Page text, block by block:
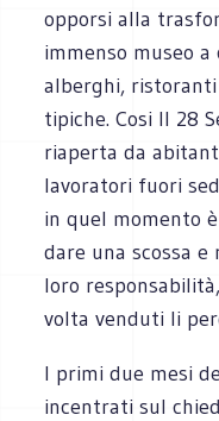
opporsi alla
immenso museo
alberghi,
tipiche. Cosi Il 28
riaperta da
lavoratori fuori
in quel momento
dare una scossa
loro
volta venduti li
I primi due mesi
incentrati sul